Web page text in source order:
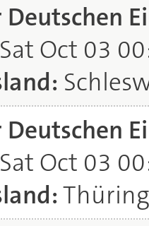
Deutschen
Oct 03
Deutschen
Oct 03